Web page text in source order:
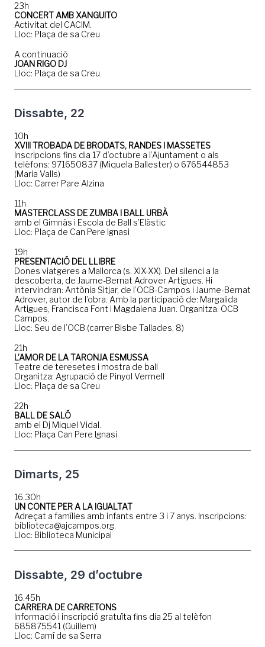
23h
CONCERT AMB XANGUITO
Activitat del CACIM.
Lloc: Plaça de sa Creu
A continuació
JOAN RIGO DJ
Lloc: Plaça de sa Creu
Dissabte, 22
10h
XVIII TROBADA DE BRODATS, RANDES I MASSETES
Inscripcions fins dia 17 d’octubre a l’Ajuntament o als
telèfons: 971650837 (Miquela Ballester) o 676544853
(Maria Valls)
Lloc: Carrer Pare Alzina
11h
MASTERCLASS DE ZUMBA I BALL URBÀ
amb el Gimnàs i Escola de Ball s’Elàstic
Lloc: Plaça de Can Pere Ignasi
19h
PRESENTACIÓ DEL LLIBRE
Dones viatgeres a Mallorca (s. XIX-XX). Del silenci a la
descoberta, de Jaume-Bernat Adrover Artigues. Hi
intervindran: Antònia Sitjar, de l’OCB-Campos i Jaume-Bernat
Adrover, autor de l’obra. Amb la participació de: Margalida
Artigues, Francisca Font i Magdalena Juan. Organitza: OCB
Campos.
Lloc: Seu de l’OCB (carrer Bisbe Tallades, 8)
21h
L’AMOR DE LA TARONJA ESMUSSA
Teatre de teresetes i mostra de ball
Organitza: Agrupació de Pinyol Vermell
Lloc: Plaça de sa Creu
22h
BALL DE SALÓ
amb el Dj Miquel Vidal.
Lloc: Plaça Can Pere Ignasi
Dimarts, 25
16.30h
UN CONTE PER A LA IGUALTAT
Adreçat a famílies amb infants entre 3 i 7 anys. Inscripcions:
biblioteca@ajcampos.org.
Lloc: Biblioteca Municipal
Dissabte, 29 d’octubre
16.45h
CARRERA DE CARRETONS
Informació i inscripció gratuïta fins dia 25 al telèfon
685875541 (Guillem)
Lloc: Camí de sa Serra